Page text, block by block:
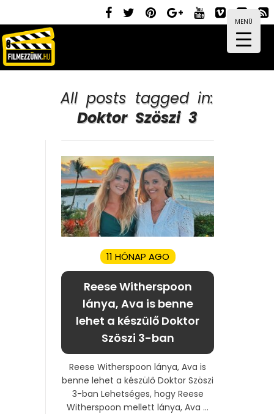
MENÜ
All posts tagged in:
Doktor Szöszi 3
11 HÓNAP AGO
Reese Witherspoon
lánya, Ava is benne
lehet a készülő Doktor
Szöszi 3-ban
Reese Witherspoon lánya, Ava is
benne lehet a készülő Doktor Szöszi
3-ban Lehetséges, hogy Reese
Witherspoon mellett lánya, Ava ...